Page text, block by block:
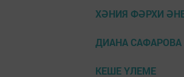
ХӘНИЯ ФӘРХИ
ДИАНА САФАРОВА
КЕШЕ ҮЛЕМЕ